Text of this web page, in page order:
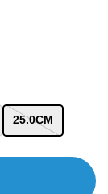
25.0CM